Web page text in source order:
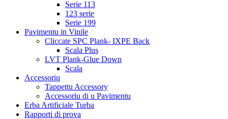
Serie 113
123 serie
Serie 199
Pavimentu in Vinile
Cliccate SPC Plank- IXPE Back
Scala Plus
LVT Plank-Glue Down
Scala
Accessoriu
Tappettu Accessory
Accessoriu di u Pavimentu
Erba Artificiale Turba
Rapporti di prova